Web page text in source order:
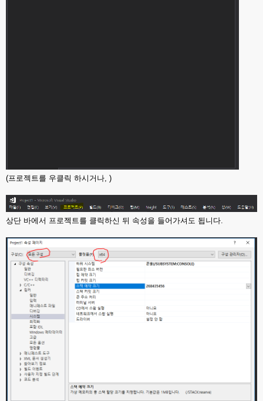
(프로젝트를 우클릭 하시거나, )
상단 바에서 프로젝트를 클릭하신 뒤 속성을 들어가셔도 됩니다.